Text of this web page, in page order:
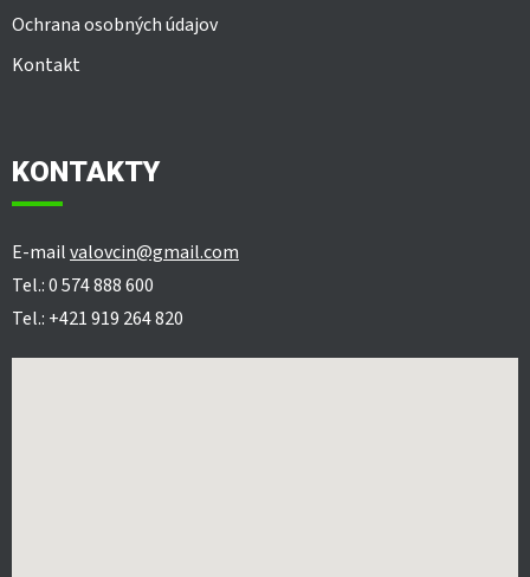
Ochrana osobných údajov
Kontakt
KONTAKTY
E-mailvalovcin@gmail.com
Tel.: 0 574 888 600
Tel.: +421 919 264 820